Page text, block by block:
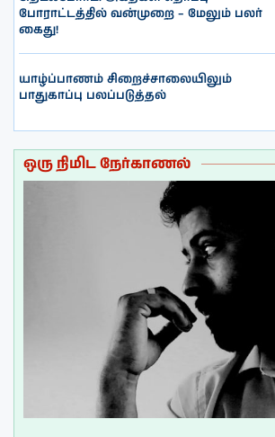
போராட்டத்தில் வன்முறை – மேலும் பலர்
கைது!
யாழ்ப்பாணம் சிறைச்சாலையிலும்
பாதுகாப்பு பலப்படுத்தல்
ஒரு நிமிட நேர்காணல்